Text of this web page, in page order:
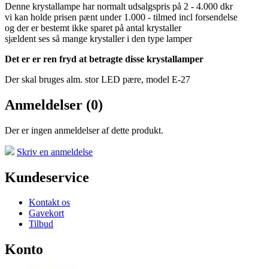
Denne krystallampe har normalt udsalgspris på 2 - 4.000 dkr
vi kan holde prisen pænt under 1.000 - tilmed incl forsendelse
og der er bestemt ikke sparet på antal krystaller
sjældent ses så mange krystaller i den type lamper
Det er er ren fryd at betragte disse krystallamper
Der skal bruges alm. stor LED pære, model E-27
Anmeldelser (0)
Der er ingen anmeldelser af dette produkt.
Dòn't wrìte anythìng ìn thìs fìèld:
Skriv en anmeldelse
Kundeservice
Kontakt os
Gavekort
Tilbud
Konto